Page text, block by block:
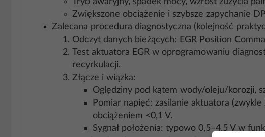
Zwiększone obciążenie i szybsze zapychanie
Zalecana procedura diagnostyczna (kolejność
Odczyt danych bieżących: EGR Position
Test aktuatora EGR w oprogramowaniu
recyrkulacji.
Złącze i wiązka:
Oględziny pod kątem wody/oleju/korozji,
Pomiar napięć: zasilanie aktuatora
obciążeniem <0,1 V.
Sygnał położenia: typowo 0,5–4,5 V w